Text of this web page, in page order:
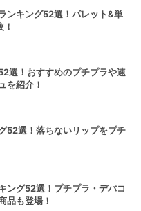
ンキング52選！パレット&単
選！おすすめのプチプラや速
を紹介！
52選！落ちないリップをプチ
ング52選！プチプラ・デパコ
品も登場！